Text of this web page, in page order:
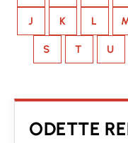
J K L
S T U
ODETTE